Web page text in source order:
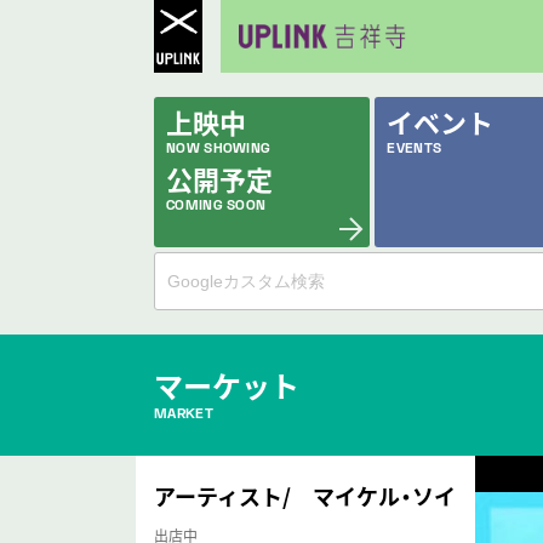
上映中
NOW SHOWING
公開予定
COMING SOON
イベント
EVENTS
マーケット
MARKET
アーティスト/ マイケル・ソイ
出店中